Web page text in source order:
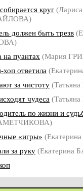
круг (Лариса
должен быть трезв
на пуантах (Мария
хоп ответила
за чистоту
чудеса
по жизни и
«игры»
за руку (Екатерина